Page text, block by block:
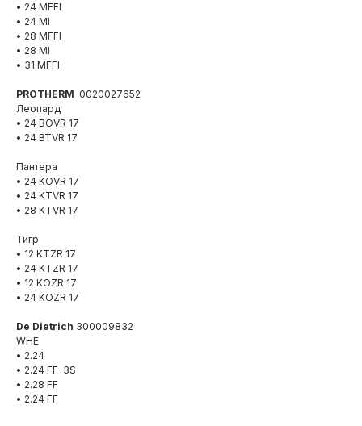
• 24 MFFI
• 24 MI
• 28 MFFI
• 28 MI
• 31 MFFI
PROTHERM 0020027652
Леопард
• 24 BOVR 17
• 24 BTVR 17
Пантера
• 24 KOVR 17
• 24 KTVR 17
• 28 KTVR 17
Тигр
• 12 KTZR 17
• 24 KTZR 17
• 12 KOZR 17
• 24 KOZR 17
De Dietrich 300009832
WHE
• 2.24
• 2.24 FF-3S
• 2.28 FF
• 2.24 FF